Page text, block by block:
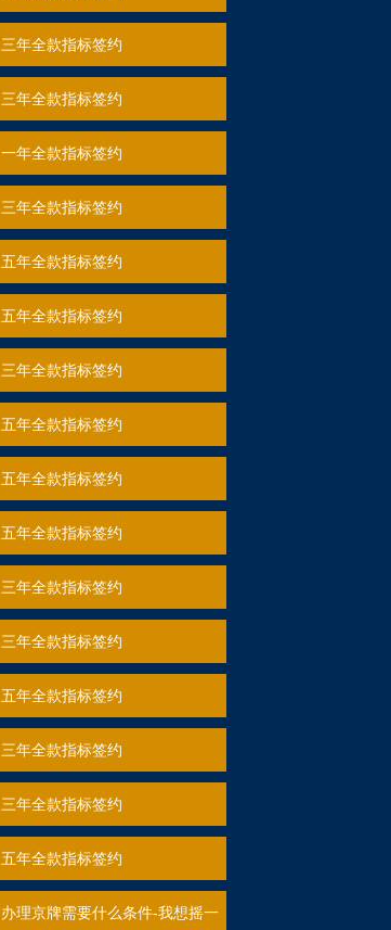
三年全款指标签约
三年全款指标签约
一年全款指标签约
三年全款指标签约
五年全款指标签约
五年全款指标签约
三年全款指标签约
五年全款指标签约
五年全款指标签约
五年全款指标签约
三年全款指标签约
三年全款指标签约
五年全款指标签约
三年全款指标签约
三年全款指标签约
五年全款指标签约
办理京牌需要什么条件-我想摇一